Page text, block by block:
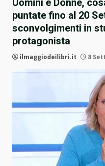
Uomini e Donne,
puntate fino al 20
sconvolgimenti in
protagonista
ilmaggiodeilibri.it 8